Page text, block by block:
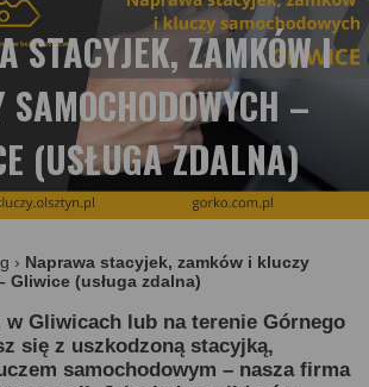
STACYJEK, ZAMKÓW I
SAMOCHODOWYCH –
(USŁUGA ZDALNA)
› Naprawa stacyjek, zamków i kluczy
Gliwice (usługa zdalna)
Gliwicach lub na terenie Górnego
się z uszkodzoną stacyjką,
samochodowym – nasza firma